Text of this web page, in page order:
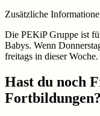
Zusätzliche
Die PEKiP Gruppe ist
Babys. Wenn
freitags in dieser Woche.
Hast du noch
Fortbildungen?